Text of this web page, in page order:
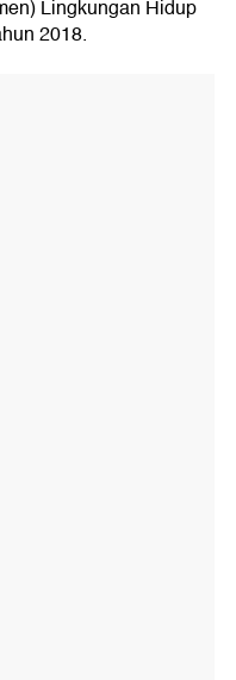
Lingkungan Hidup
2018.